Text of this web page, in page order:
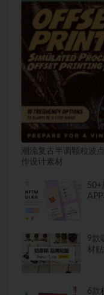
潮流复古半调颗粒波
作设计素材
50+
9款
材
6款